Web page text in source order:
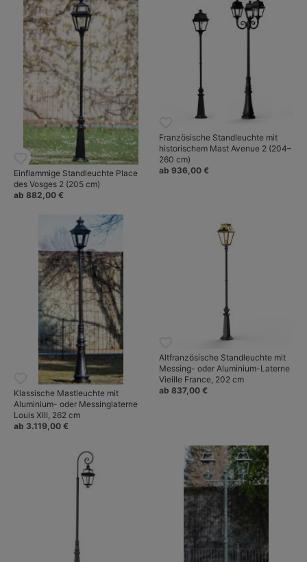
gleichen in handwerklicher Qualität den historischen Vorbildern
und erweitern ganz wesentlich das Themenspektrum der
französischen Manufaktur.
Mehr über Roger Pradier: Handgefertigte Außenleuchten nach
historischen Vorbildern.
Einflammige Standleuchte Place
des Vosges 2 (205 cm)
ab 882,00 €
Französische Standleuchte mit
historischem Mast Avenue 2 (204–
260 cm)
ab 936,00 €
Klassische Mastleuchte mit
Aluminium- oder Messinglaterne
Louis XIII, 262 cm
ab 3.119,00 €
Altfranzösische Standleuchte mit
Messing- oder Aluminium-Laterne
Vieille France, 202 cm
ab 837,00 €